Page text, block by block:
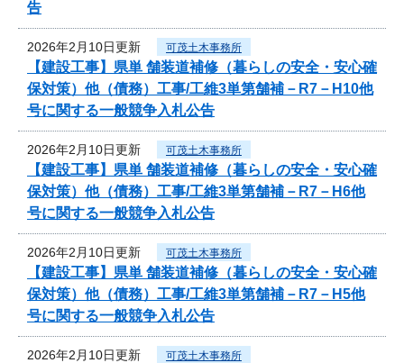
告
2026年2月10日更新 可茂土木事務所
【建設工事】県単 舗装道補修（暮らしの安全・安心確
保対策）他（債務）工事/工維3単第舗補－R7－H10他
号に関する一般競争入札公告
2026年2月10日更新 可茂土木事務所
【建設工事】県単 舗装道補修（暮らしの安全・安心確
保対策）他（債務）工事/工維3単第舗補－R7－H6他
号に関する一般競争入札公告
2026年2月10日更新 可茂土木事務所
【建設工事】県単 舗装道補修（暮らしの安全・安心確
保対策）他（債務）工事/工維3単第舗補－R7－H5他
号に関する一般競争入札公告
2026年2月10日更新 可茂土木事務所